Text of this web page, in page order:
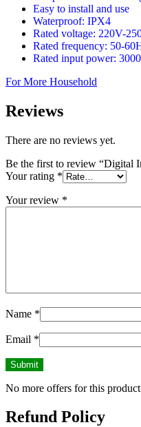
Easy to install and use
Waterproof: IPX4
Rated voltage: 220V-
Rated frequency: 50-
Rated input power:
For More Household
Reviews
There are no reviews yet.
Be the first to review “Digital
Your rating *
Your review *
Name *
Email *
No more offers for this
Refund Policy